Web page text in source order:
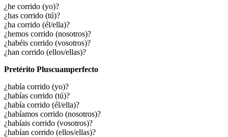
¿he corrido (yo)?
¿has corrido (tú)?
¿ha corrido (él/ella)?
¿hemos corrido (nosotros)?
¿habéis corrido (vosotros)?
¿han corrido (ellos/ellas)?
Pretérito Pluscuamperfecto
¿había corrido (yo)?
¿habías corrido (tú)?
¿había corrido (él/ella)?
¿habíamos corrido (nosotros)?
¿habíais corrido (vosotros)?
¿habían corrido (ellos/ellas)?